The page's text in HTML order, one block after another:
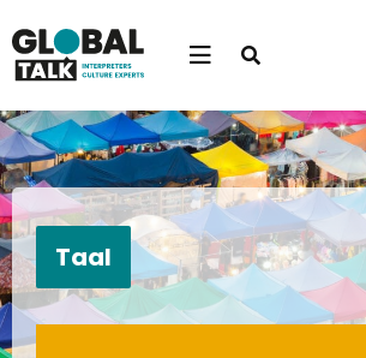
Open
Zoek
Zoek
Taal